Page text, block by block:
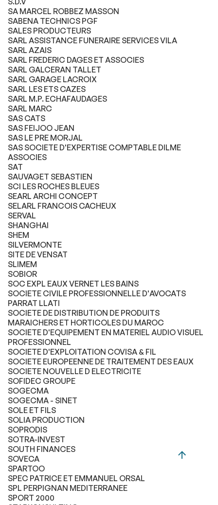
SA MARCEL ROBBEZ MASSON
SABENA TECHNICS PGF
SALES PRODUCTEURS
SARL ASSISTANCE FUNERAIRE SERVICES VILA
SARL AZAIS
SARL FREDERIC DAGES ET ASSOCIES
SARL GALCERAN TALLET
SARL GARAGE LACROIX
SARL LES ETS CAZES
SARL M.P. ECHAFAUDAGES
SARL MARC
SAS CATS
SAS FEIJOO JEAN
SAS LE PRE MORJAL
SAS SOCIETE D'EXPERTISE COMPTABLE DILME
ASSOCIES
SAT
SAUVAGET SEBASTIEN
SCI LES ROCHES BLEUES
SEARL ARCHI CONCEPT
SELARL FRANCOIS CACHEUX
SERVAL
SHANGHAI
SHEM
SILVERMONTE
SITE DE VENSAT
SLIMEM
SOBIOR
SOC EXPL EAUX VERNET LES BAINS
SOCIETE CIVILE PROFESSIONNELLE D'AVOCATS
PARRAT LLATI
SOCIETE DE DISTRIBUTION DE PRODUITS
MARAICHERS ET HORTICOLES DU MAROC
SOCIETE D'EQUIPEMENT EN MATERIEL AUDIO VISUEL
PROFESSIONNEL
SOCIETE D'EXPLOITATION COVISA & FIL
SOCIETE EUROPEENNE DE TRAITEMENT DES EAUX
SOCIETE NOUVELLE D ELECTRICITE
SOFIDEC GROUPE
SOGECMA
SOGECMA - SINET
SOLE ET FILS
SOLIA PRODUCTION
SOPRODIS
SOTRA-INVEST
SOUTH FINANCES
SOVECA
SPARTOO
SPEC PATRICE ET EMMANUEL ORSAL
SPL PERPIGNAN MEDITERRANEE
SPORT 2000